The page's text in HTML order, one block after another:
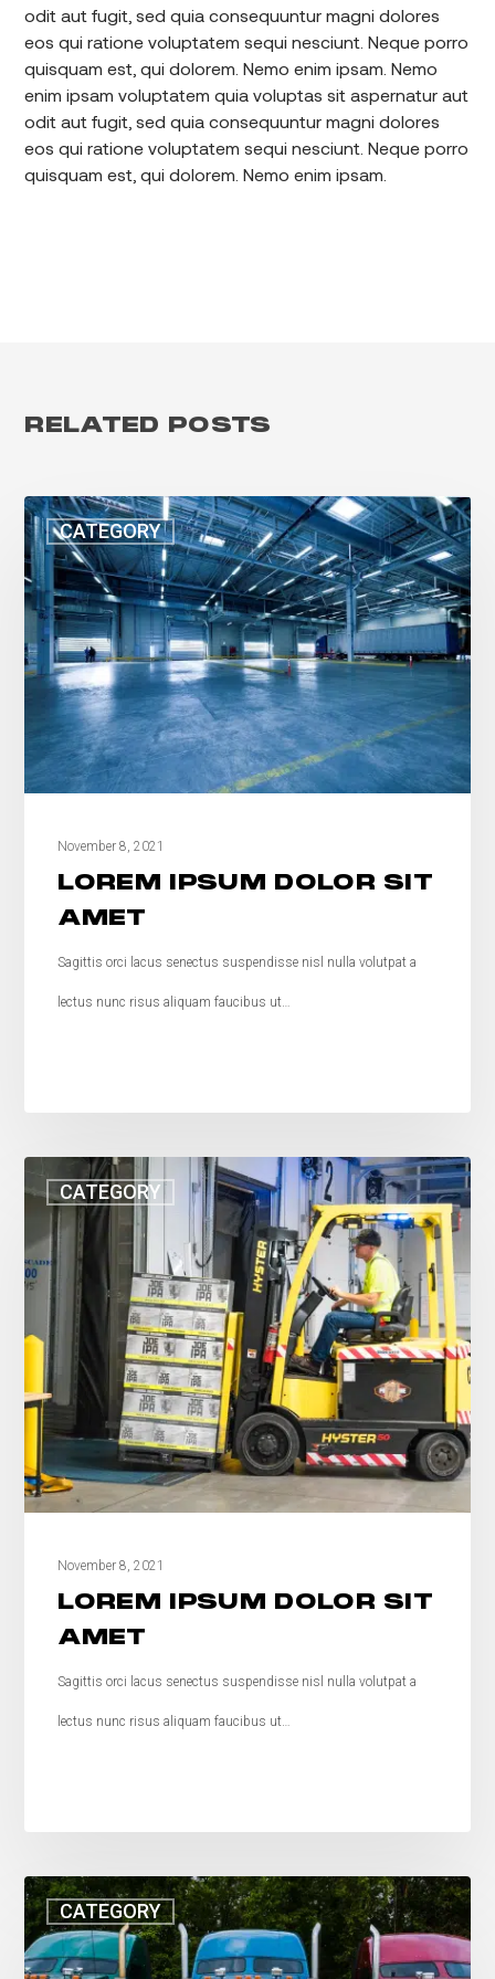
odit aut fugit, sed quia consequuntur magni dolores
eos qui ratione voluptatem sequi nesciunt. Neque porro
quisquam est, qui dolorem. Nemo enim ipsam. Nemo
enim ipsam voluptatem quia voluptas sit aspernatur aut
odit aut fugit, sed quia consequuntur magni dolores
eos qui ratione voluptatem sequi nesciunt. Neque porro
quisquam est, qui dolorem. Nemo enim ipsam.
RELATED POSTS
CATEGORY
November 8, 2021
LOREM IPSUM DOLOR SIT
AMET
Sagittis orci lacus senectus suspendisse nisl nulla volutpat a
lectus nunc risus aliquam faucibus ut…
CATEGORY
November 8, 2021
LOREM IPSUM DOLOR SIT
AMET
Sagittis orci lacus senectus suspendisse nisl nulla volutpat a
lectus nunc risus aliquam faucibus ut…
CATEGORY